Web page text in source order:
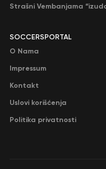
SOCCERSPORTAL
O Nama
Impressum
Kontakt
Uslovi korišćenja
Politika privatnosti